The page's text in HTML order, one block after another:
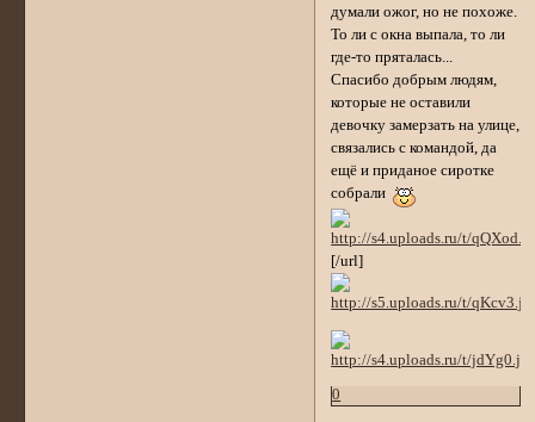
думали ожог, но не похоже.
То ли с окна выпала, то ли
где-то пряталась...
Спасибо добрым людям,
которые не оставили
девочку замерзать на улице,
связались с командой, да
ещё и приданое сиротке
собрали
[/url]
0